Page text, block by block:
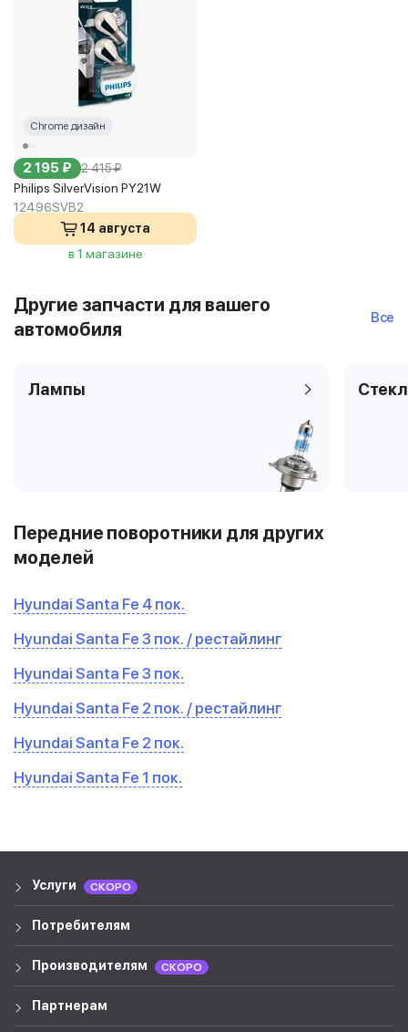
Chrome дизайн
2 195 ₽ 2 415 ₽
Philips SilverVision PY21W
12496SVB2
14 августа
в 1 магазине
Другие запчасти для вашего
автомобиля
Все
Лампы
Передние поворотники для других
моделей
Hyundai Santa Fe 4 пок.
Hyundai Santa Fe 3 пок. / рестайлинг
Hyundai Santa Fe 3 пок.
Hyundai Santa Fe 2 пок. / рестайлинг
Hyundai Santa Fe 2 пок.
Hyundai Santa Fe 1 пок.
Услуги СКОРО
Потребителям
Производителям СКОРО
Партнерам